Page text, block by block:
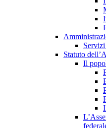
Statuto
Il